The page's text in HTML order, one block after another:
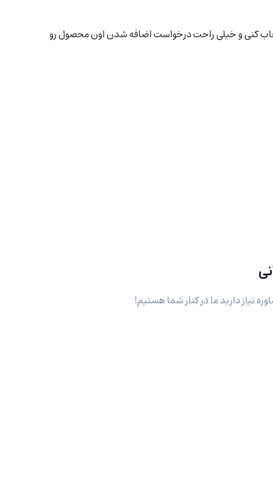
کنی و خیلی راحت درخواست اضافه شدن اون محصول رو
نیاز دارید ما در کنار شما هستیم!